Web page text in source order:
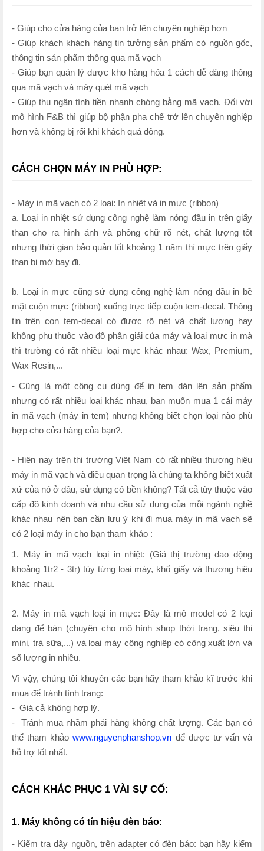
- Giúp cho cửa hàng của bạn trở lên chuyên nghiệp hơn
- Giúp khách khách hàng tin tưởng sản phẩm có nguồn gốc,
thông tin sản phẩm thông qua mã vạch
- Giúp bạn quản lý được kho hàng hóa 1 cách dễ dàng thông
qua mã vạch và máy quét mã vạch
- Giúp thu ngân tính tiền nhanh chóng bằng mã vạch. Đối với
mô hình F&B thì giúp bộ phận pha chế trở lên chuyên nghiệp
hơn và không bị rối khi khách quá đông.
CÁCH CHỌN MÁY IN PHÙ HỢP:
- Máy in mã vạch có 2 loại: In nhiệt và in mực (ribbon)
a. Loại in nhiệt sử dụng công nghệ làm nóng đầu in trên giấy
than cho ra hình ảnh và phông chữ rõ nét, chất lượng tốt
nhưng thời gian bảo quản tốt khoảng 1 năm thì mực trên giấy
than bị mờ bay đi.
b. Loại in mực cũng sử dụng công nghệ làm nóng đầu in bề
mặt cuộn mực (ribbon) xuống trực tiếp cuộn tem-decal. Thông
tin trên con tem-decal có được rõ nét và chất lượng hay
không phụ thuộc vào độ phân giải của máy và loại mực in mà
thì trường có rất nhiều loại mực khác nhau: Wax, Premium,
Wax Resin,...
- Cũng là một công cụ dùng để in tem dán lên sản phẩm
nhưng có rất nhiều loại khác nhau, bạn muốn mua 1 cái máy
in mã vạch (máy in tem) nhưng không biết chọn loại nào phù
hợp cho cửa hàng của bạn?.
- Hiện nay trên thị trường Việt Nam có rất nhiều thương hiệu
máy in mã vạch và điều quan trọng là chúng ta không biết xuất
xứ của nó ở đâu, sử dụng có bền không? Tất cả tùy thuộc vào
cấp độ kinh doanh và nhu cầu sử dụng của mỗi ngành nghề
khác nhau nên bạn cần lưu ý khi đi mua máy in mã vạch sẽ
có 2 loại máy in cho bạn tham khảo :
1. Máy in mã vạch loại in nhiệt: (Giá thị trường dao động
khoảng 1tr2 - 3tr) tùy từng loại máy, khổ giấy và thương hiệu
khác nhau.
2. Máy in mã vạch loại in mực: Đây là mô model có 2 loại
dạng để bàn (chuyên cho mô hình shop thời trang, siêu thị
mini, trà sữa,...) và loại máy công nghiệp có công xuất lớn và
số lượng in nhiều.
Vì vậy, chúng tôi khuyên các bạn hãy tham khảo kĩ trước khi
mua để tránh tình trạng:
- Giá cả không hợp lý.
- Tránh mua nhầm phải hàng không chất lượng. Các bạn có
thể tham khảowww.nguyenphanshop.vn để được tư vấn và
hỗ trợ tốt nhất.
CÁCH KHẮC PHỤC 1 VÀI SỰ CỐ:
1. Máy không có tín hiệu đèn báo:
- Kiểm tra dây nguồn, trên adapter có đèn báo: bạn hãy kiểm